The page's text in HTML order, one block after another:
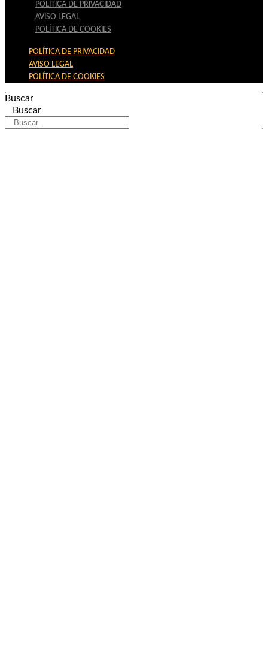
POLÍTICA DE PRIVACIDAD
AVISO LEGAL
POLÍTICA DE COOKIES
POLÍTICA DE PRIVACIDAD
AVISO LEGAL
POLÍTICA DE COOKIES
Buscar
Buscar